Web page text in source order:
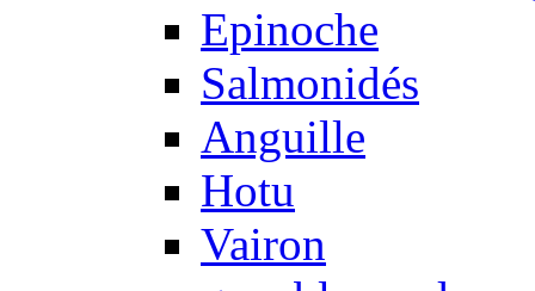
Epinoche
Salmonidés
Anguille
Hotu
Vairon